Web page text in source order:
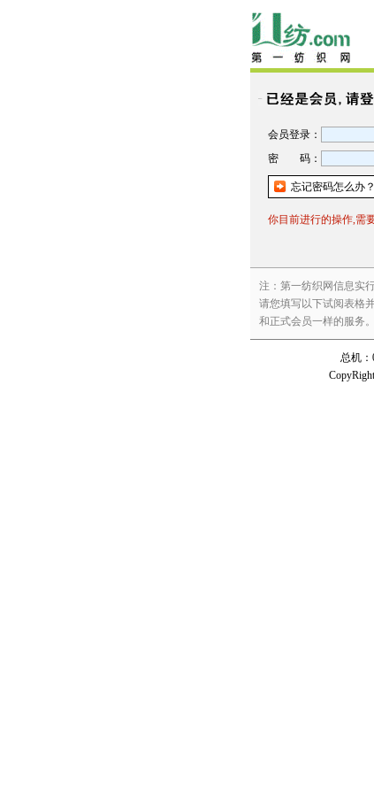
会员登录：
密 码：
忘记密码怎么办？
你目前进行的操作,需
注：第一纺织网信息实
请您填写以下试阅表格
和正式会员一样的服务
总机：